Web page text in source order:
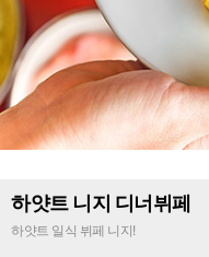
하얏트 니지 디너뷔페
하얏트 일식 뷔페 니지!